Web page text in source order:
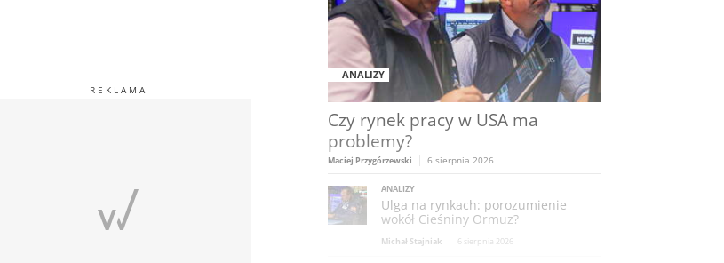
ANALIZY
Czy rynek pracy w USA ma
problemy?
Maciej Przygórzewski 6 sierpnia 2026
ANALIZY
Ulga na rynkach: porozumienie
wokół Cieśniny Ormuz?
Michał Stajniak 6 sierpnia 2026